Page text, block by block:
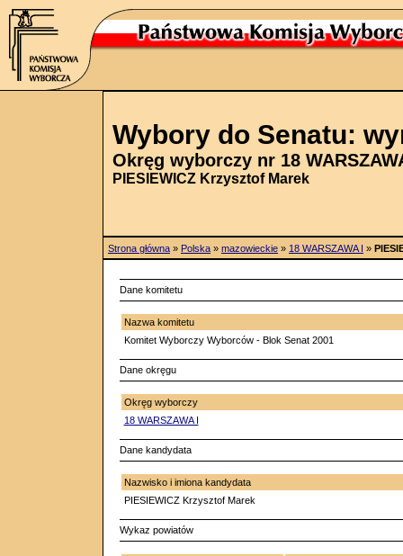
Wybory do Senatu:
Okręg wyborczy nr 18
PIESIEWICZ Krzysztof Marek
Strona główna » Polska » mazowieckie » 18 WARSZAWA I »
Dane komitetu
Nazwa komitetu
Komitet Wyborczy Wyborców - Blok Senat 2001
Dane okręgu
Okręg wyborczy
18 WARSZAWA I
Dane kandydata
Nazwisko i imiona kandydata
PIESIEWICZ Krzysztof Marek
Wykaz powiatów